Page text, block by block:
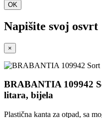
OK
Napišite svoj ​​osvrt
×
BRABANTIA 109942
litara, bijela
Plastična kanta za otpad, sa